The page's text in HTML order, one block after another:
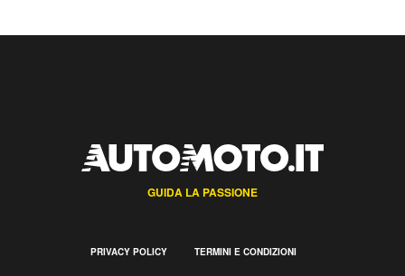
GUIDA LA PASSIONE
PRIVACY POLICY TERMINI E CONDIZIONI